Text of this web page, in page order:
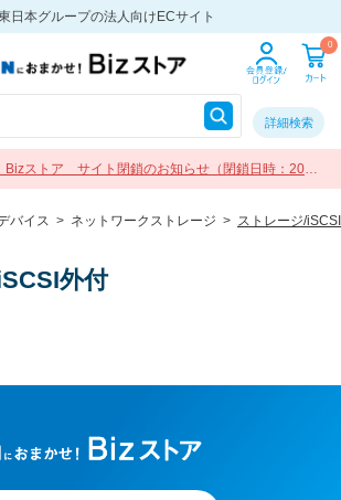
日本グループの法人向けECサイト
0
詳細検索
Bizストア サイト閉鎖のお知らせ（閉鎖日時：2026
バイス > ネットワークストレージ > ストレージ/
外付